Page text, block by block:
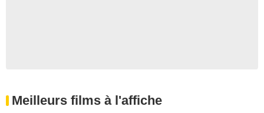
Meilleurs films à l'affiche